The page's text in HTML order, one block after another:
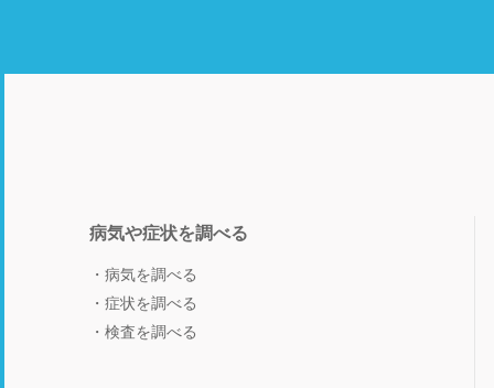
病気や症状を調べる
病気を調べる
症状を調べる
検査を調べる